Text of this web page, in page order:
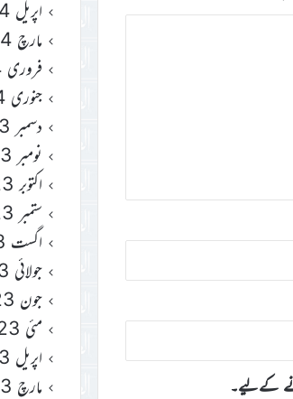
کےلیے۔
اپریل 2024
مارچ 2024
فروری 2024
جنوری 2024
دسمبر 2023
نومبر 2023
اکتوبر 2023
ستمبر 2023
اگست 2023
جولائی 2023
جون 2023
مئی 2023
اپریل 2023
مارچ 2023